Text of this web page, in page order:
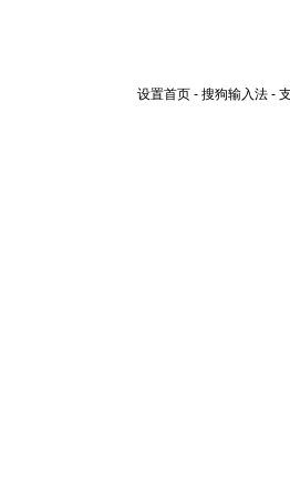
设置首页 - 搜狗输入法 -